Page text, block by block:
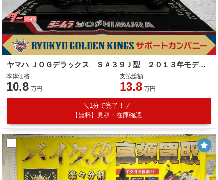
ヤマハ ＪＯＧデラックス ＳＡ３９Ｊ型 ２０１３年モデル センタースタンド リアキャリア キック セル付き
本体価格
10.8 万円
支払総額
13.8 万円
1分で完了！
【無料】見積・在庫確認